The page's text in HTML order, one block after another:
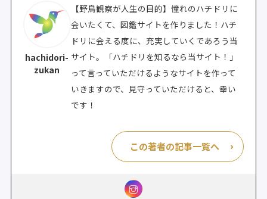
hachidori-
zukan
【野鳥観察が人生の目的】憧れのハチドリに
会いたくて、図鑑サイトを作りました！ハチ
ドリに会える度に、充実していくであろう当
サイト。「ハチドリを知るなら当サイト！」
って言っていただけるようなサイトを作って
いきますので、見守っていただけると、幸い
です！
この著者の記事一覧へ